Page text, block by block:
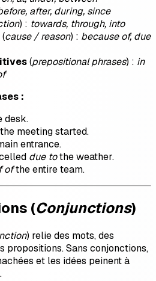
after, during, since
) : towards, through, into
(cause / reason) : because of, due
(prepositional phrases) : in
:
desk.
meeting started.
entrance.
due tothe weather.
ofthe entire team.
(Conjunctions)
) relie des mots, des
propositions. Sans conjonctions,
et les idées peinent à